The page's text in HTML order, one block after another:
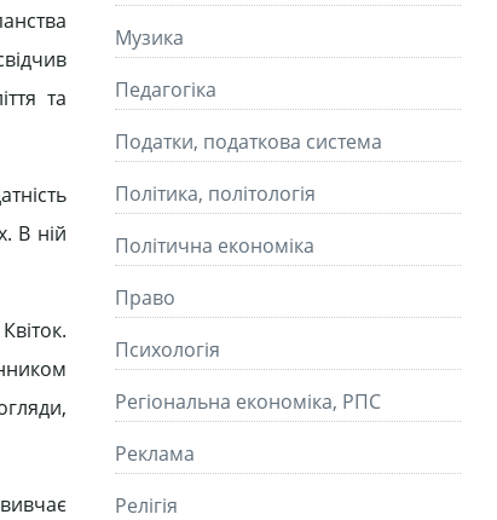
та
В ній
Музика
Педагогіка
Податки, податкова система
Політика, політологія
Політична економіка
Право
Психологія
Регіональна економіка, РПС
Реклама
Релігія